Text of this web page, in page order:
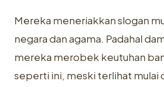
Mereka meneriakkan slogan
negara dan agama. Padahal
mereka merobek keutuhan
seperti ini, meski terlihat mulai